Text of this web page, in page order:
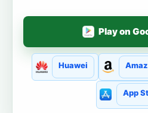
Play on
Huawei
App